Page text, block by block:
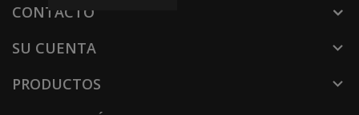
CONTACTO
SU CUENTA

PRODUCTOS 